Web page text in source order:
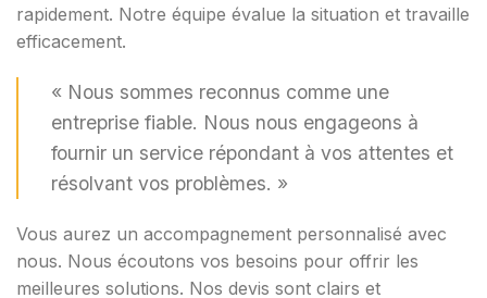
rapidement. Notre équipe évalue la situation et travaille
efficacement.
« Nous sommes reconnus comme une
entreprise fiable. Nous nous engageons à
fournir un service répondant à vos attentes et
résolvant vos problèmes. »
Vous aurez un accompagnement personnalisé avec
nous. Nous écoutons vos besoins pour offrir les
meilleures solutions. Nos devis sont clairs et